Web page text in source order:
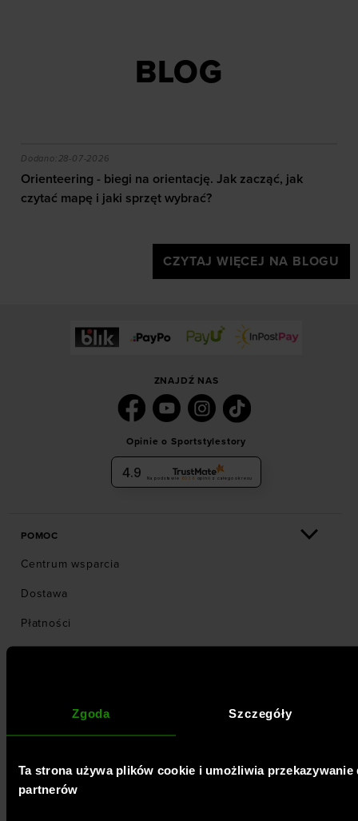
Zgoda Szczegóły
Ta strona używa plików cookie i umożliwia
partnerów
BLOG
efekty daje trening?
Orienteering - biegi na orientację. Jak zacząć, jak
Dodano:28-07-2026
Orienteering - biegi na orientację. Jak zacząć, jak
czytać mapę i jaki sprzęt wybrać?
CZYTAJ WIĘCEJ NA BLOGU
ZNAJDŹ NAS
Opinie o Sportstylestory
4.9 Na podstawie 6036 opinii z całego okresu
POMOC
Centrum wsparcia
Dostawa
Płatności
Reklamacje
Najczęściej zadawane pytania
Odbiór w sklepie